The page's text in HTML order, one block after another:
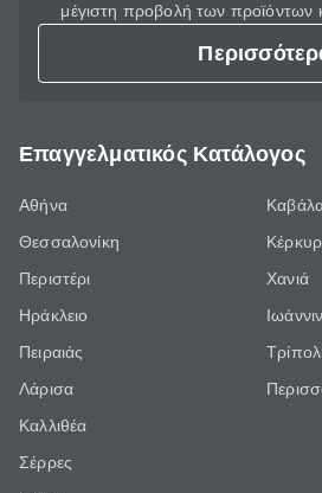
μέγιστη προβολή των προϊόντων
Επαγγελματικός Κατάλογος
Αθήνα
Θεσσαλονίκη
Περιστέρι
Ηράκλειο
Πειραιάς
Λάρισα
Καλλιθέα
Σέρρες
Χανιά